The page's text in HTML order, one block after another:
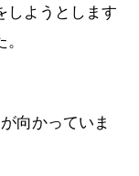
しようとします
向かっていま